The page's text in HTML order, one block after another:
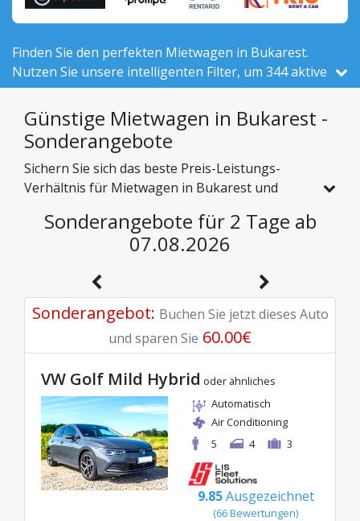
Finden Sie den perfekten Mietwagen in Bukarest.
Nutzen Sie unsere intelligenten Filter, um 344 aktive
Fahrzeuge vor Ort – von insgesamt 525 in Rumänien
– von 25 lokalen Anbietern zu vergleichen.
Günstige Mietwagen in Bukarest -
Sonderangebote
Sichern Sie sich das beste Preis-Leistungs-
Verhältnis für Mietwagen in Bukarest und
Wir haben speziell für Sie Fahrzeuge mit echten
Rabatten ausgewählt, damit Sie eine
Budget genießen können.
Sonderangebote für 2 Tage ab
07.08.2026
Sonderangebot: Buchen Sie jetzt dieses Auto
und sparen Sie 60.00€
VW Golf Mild Hybrid oder ähnliches
Automatisch
Air Conditioning
5
4 3
9.85 Ausgezeichnet
(66Bewertungen)